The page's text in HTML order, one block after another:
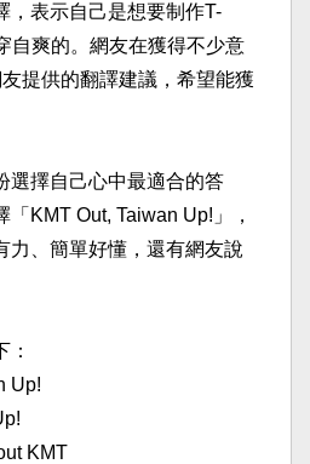
，表示自己是想要制作T-
自爽的。網友在獲得不少意
提供的翻譯建議，希望能獲
選擇自己心中最適合的答
KMT Out, Taiwan Up!」，
力、簡單好懂，還有網友說
Up!
KMT